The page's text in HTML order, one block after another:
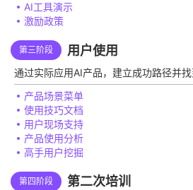
AI工具演示
激励政策
第三阶段 用户使用
通过实际应用AI产品，建立成功路径并找
产品场景菜单
使用技巧文档
用户现场支持
产品使用分析
高手用户挖掘
第四阶段 第二次培训